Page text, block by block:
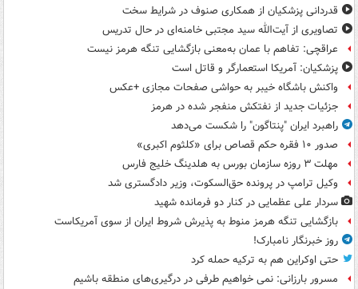
قدردانی پزشکیان از همکاری صنوف در شرایط سخت
تصاویری از آیت‌الله سید مجتبی خامنه‌ای در حال تدریس
عراقچی: تفاهم با عمان به‌معنی بازگشایی تنگه هرمز نیست
پزشکیان: آمریکا استعمارگر و قاتل است
واکنش باشگاه خیبر به حواشی صفحات مجازی +عکس
جزئیات جدید از نفتکش منفجر شده در هرمز
راهبرد ایران "پنتاگون" را شکست می‌دهد
صدور ۱۰ فقره حکم قصاص برای «کلثوم اکبری»
مهلت ۳ روزه سازمان بورس به هلدینگ خلیج فارس
وکیل ترامپ در پرونده حق‌السکوت، وزیر دادگستری شد
سردار علی عظمایی در کنار دو فرمانده شهید
بازگشایی تنگه هرمز منوط به پذیرش شروط ایران از سوی آمریکاست
روز خبرنگار نامبارک!
حتی اوکراین هم به ترکیه حمله کرد
مسرور بارزانی: نمی خواهیم طرفی در درگیری‌های منطقه باشیم